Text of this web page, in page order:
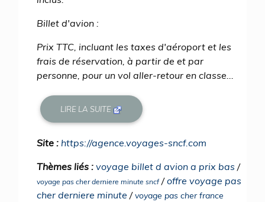
Billet d'avion :
Prix TTC, incluant les taxes d'aéroport et les
frais de réservation, à partir de et par
personne, pour un vol aller-retour en classe...
LIRE LA SUITE
Site : https://agence.voyages-sncf.com
Thèmes liés : voyage billet d avion a prix bas /
voyage pas cher derniere minute sncf/offre voyage pas
cher derniere minute /voyage pas cher france